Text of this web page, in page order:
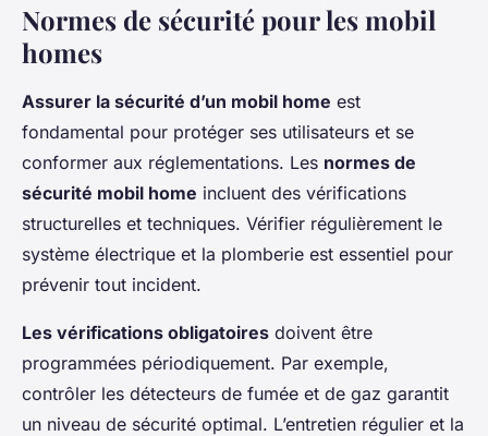
Normes de sécurité pour les mobil
homes
Assurer la sécurité d’un mobil home est
fondamental pour protéger ses utilisateurs et se
conformer aux réglementations. Les normes de
sécurité mobil home incluent des vérifications
structurelles et techniques. Vérifier régulièrement le
système électrique et la plomberie est essentiel pour
prévenir tout incident.
Les vérifications obligatoires doivent être
programmées périodiquement. Par exemple,
contrôler les détecteurs de fumée et de gaz garantit
un niveau de sécurité optimal. L’entretien régulier et la